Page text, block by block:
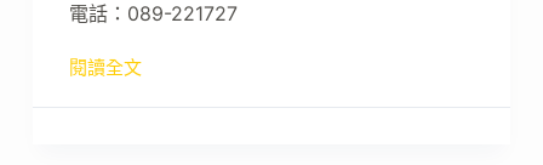
電話：089-221727
閱讀全文